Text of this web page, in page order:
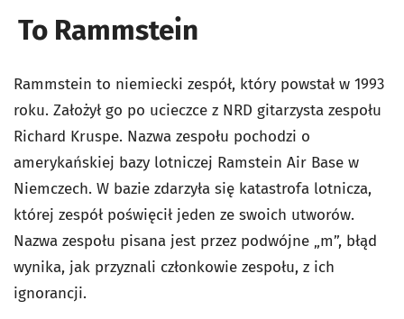
To Rammstein
Rammstein to niemiecki zespół, który powstał w 1993
roku. Założył go po ucieczce z NRD gitarzysta zespołu
Richard Kruspe. Nazwa zespołu pochodzi o
amerykańskiej bazy lotniczej Ramstein Air Base w
Niemczech. W bazie zdarzyła się katastrofa lotnicza,
której zespół poświęcił jeden ze swoich utworów.
Nazwa zespołu pisana jest przez podwójne „m”, błąd
wynika, jak przyznali członkowie zespołu, z ich
ignorancji.